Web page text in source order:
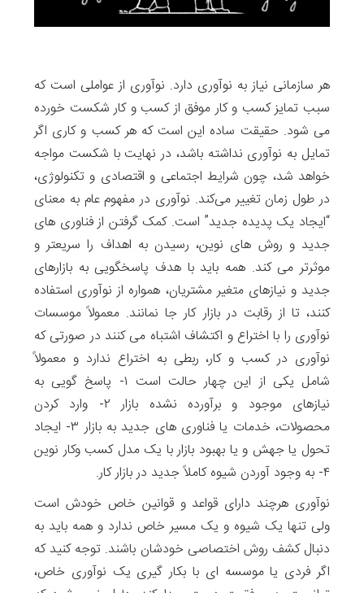
هر سازمانی نیاز به نوآوری دارد. نوآوری از عواملی است که
سبب تمایز کسب و کار موفق از کسب و کار شکست خورده
می شود. حقیقت ساده این است که هر کسب و کاری اگر
تمایل به نوآوری نداشته باشد، در نهایت با شکست مواجه
خواهد شد، چون شرایط اجتماعی و اقتصادی و تکنولوژی،
در طول زمان تغییر می‌کند. نوآوری در مفهوم عام به معنای
“ایجاد یک پدیده جدید” است. کمک گرفتن از فناوری های
جدید و روش های نوین، رسیدن به اهداف را سریعتر و
موثرتر می کند. همه باید با هدف پاسخگویی به بازارهای
جدید و نیازهای متغیر مشتریان، همواره از نوآوری استفاده
کنند، تا از رقابت در بازار کار جا نمانند. معمولاً موسسات
نوآوری را با اختراع و اکتشاف اشتباه می کنند در صورتی که
نوآوری در کسب و کار، ربطی به اختراع ندارد و معمولاً
شامل یکی از این چهار حالت است ۱- پاسخ گویی به
نیازهای موجود و برآورده نشده بازار ۲- وارد کردن
محصولات، خدمات یا فناوری های جدید به بازار ۳- ایجاد
تحول یا جهش و یا بهبود بازار با یک مدل کسب وکار نوین
۴- به وجود آوردن شیوه کاملاً جدید در بازار کار.
نوآوری هرچند دارای قواعد و قوانین خاص خودش است
ولی تنها یک شیوه و یک مسیر خاص ندارد و همه باید به
دنبال کشف روش اختصاصی خودشان باشند. توجه کنید که
اگر فردی یا موسسه ای با بکار گیری یک نوآوری خاص،